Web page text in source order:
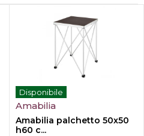
Disponibile
Amabilia
Amabilia palchetto 50x50
h60 c...